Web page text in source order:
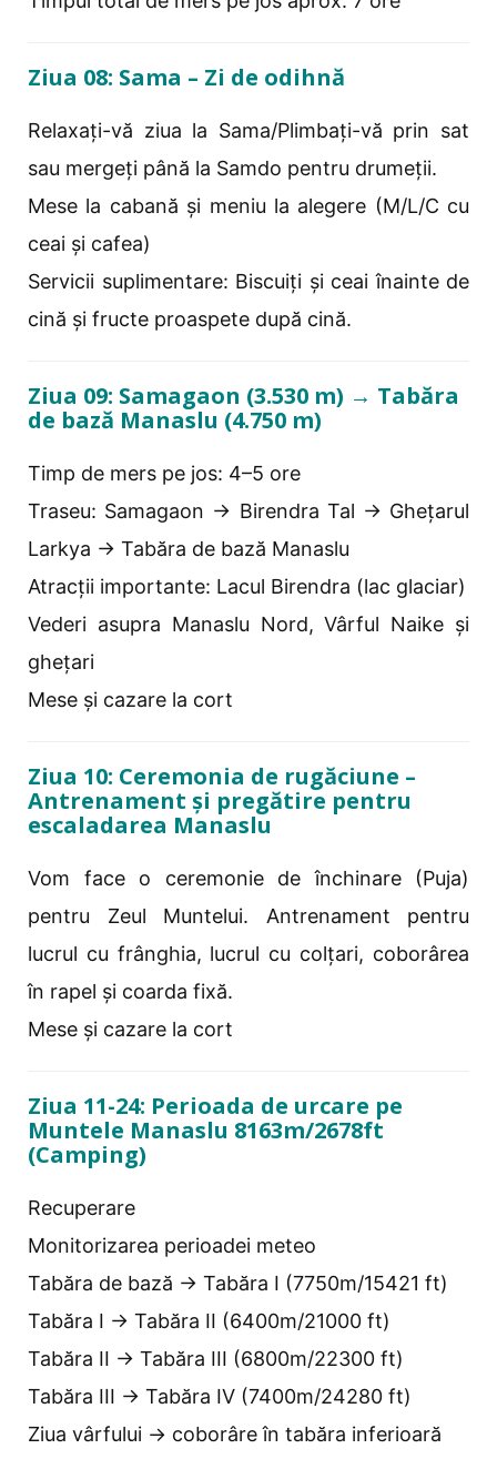
Ziua 08: Sama – Zi de odihnă
Relaxați-vă ziua la Sama/Plimbați-vă prin sat
sau mergeți până la Samdo pentru drumeții.
Mese la cabană și meniu la alegere (M/L/C cu
ceai și cafea)
Servicii suplimentare: Biscuiți și ceai înainte de
cină și fructe proaspete după cină.
Ziua 09: Samagaon (3.530 m) → Tabăra
de bază Manaslu (4.750 m)
Timp de mers pe jos: 4–5 ore
Traseu: Samagaon → Birendra Tal → Ghețarul
Larkya → Tabăra de bază Manaslu
Atracții importante: Lacul Birendra (lac glaciar)
Vederi asupra Manaslu Nord, Vârful Naike și
ghețari
Mese și cazare la cort
Ziua 10: Ceremonia de rugăciune –
Antrenament și pregătire pentru
escaladarea Manaslu
Vom face o ceremonie de închinare (Puja)
pentru Zeul Muntelui. Antrenament pentru
lucrul cu frânghia, lucrul cu colțari, coborârea
în rapel și coarda fixă.
Mese și cazare la cort
Ziua 11-24: Perioada de urcare pe
Muntele Manaslu 8163m/2678ft
(Camping)
Recuperare
Monitorizarea perioadei meteo
Tabăra de bază → Tabăra I (7750m/15421 ft)
Tabăra I → Tabăra II (6400m/21000 ft)
Tabăra II → Tabăra III (6800m/22300 ft)
Tabăra III → Tabăra IV (7400m/24280 ft)
Ziua vârfului → coborâre în tabăra inferioară